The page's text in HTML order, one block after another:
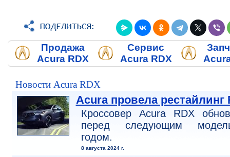
Продажа
Acura RDX
Сервис
Acura RDX
Новости Acura RDX
Acura провела рестайлинг
Кроссовер Acura RDX
перед следующим
годом.
8 августа 2024 г.